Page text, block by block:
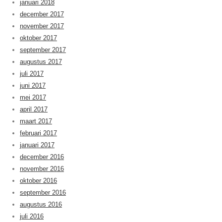
januari 2018
december 2017
november 2017
oktober 2017
september 2017
augustus 2017
juli 2017
juni 2017
mei 2017
april 2017
maart 2017
februari 2017
januari 2017
december 2016
november 2016
oktober 2016
september 2016
augustus 2016
juli 2016